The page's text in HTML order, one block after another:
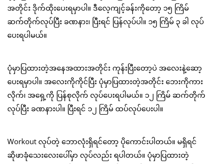
အတိုင်း ဒိုက်ထိုးပေးရမှာပါ။ ဒီလေ့ကျင့်ခန်းကိုတော့ ၁၅ ကြိမ်
ဆက်တိုက်လုပ်ပြီး ခဏနား၊ ပြီးရင် ပြန်လုပ်ပါ။ ၁၅ ကြိမ် ၃ ခါ လုပ်
ပေးရပါမယ်။
ပုံမှာပြထားတဲ့အနေအထားအတိုင်း ကုန်းပြီးတော့ပဲ အလေးနဲ့ဆော့
ပေးရမှာပါ။ အလေးကိုကိုင်ပြီး ပုံမှာပြထားတဲ့အတိုင်း ဘေးကိုကား
လိုက်၊ အရှေ့ကို ပြန်စုလိုက် လုပ်ပေးရပါမယ်။ ၁၂ ကြိမ် ဆက်တိုက်
လုပ်ပြီး ခဏနားပါ။ ပြီးရင် ၁၂ ကြိမ် ထပ်လုပ်ပေးပါ။
Workout လုပ်တဲ့ ဘောလုံးရှိရင်တော့ ပိုကောင်းပါတယ်။ မရှိရင်
ဆိုဖာခုံသေးလေးပေါ်မှာ လုပ်လည်း ရပါတယ်။ ပုံမှာပြထားတဲ့